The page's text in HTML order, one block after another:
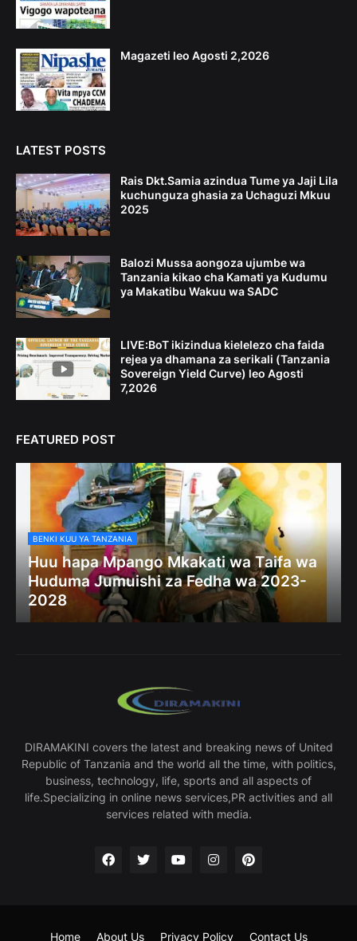
Magazeti leo Agosti 2,2026
LATEST POSTS
Rais Dkt.Samia azindua Tume ya Jaji Lila
kuchunguza ghasia za Uchaguzi Mkuu
2025
Balozi Mussa aongoza ujumbe wa
Tanzania kikao cha Kamati ya Kudumu
ya Makatibu Wakuu wa SADC
LIVE:BoT ikizindua kielelezo cha faida
rejea ya dhamana za serikali (Tanzania
Sovereign Yield Curve) leo Agosti
7,2026
FEATURED POST
BENKI KUU YA TANZANIA
Huu hapa Mpango Mkakati wa Taifa wa
Huduma Jumuishi za Fedha wa 2023-
2028
DIRAMAKINI covers the latest and breaking news of United
Republic of Tanzania and the world all the time, with politics,
business, technology, life, sports and all aspects of
life.Specializing in online news services,PR activities and all
services related with media.
Home About Us Privacy Policy Contact Us